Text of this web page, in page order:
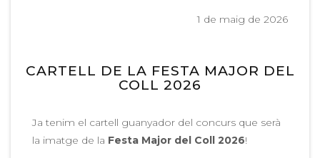
1 de maig de 2026
CARTELL DE LA FESTA MAJOR DEL
COLL 2026
Ja tenim el cartell guanyador del concurs que serà
la imatge de la Festa Major del Coll 2026!